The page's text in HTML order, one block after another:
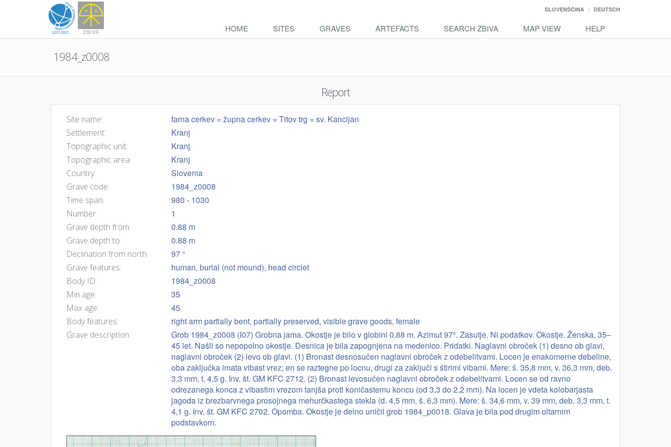
SLOVENŠČINA DEUTSCH
HOME SITES GRAVES ARTEFACTS SEARCH ZBIVA MAP VIEW HELP
1984_z0008
Report
Site name: farna cerkev = župna cerkev = Titov trg = sv. Kancijan
Settlement: Kranj
Topographic unit: Kranj
Topographic area: Kranj
Country: Slovenia
Grave code: 1984_z0008
Time span: 980 - 1030
Number: 1
Grave depth from: 0.88 m
Grave depth to: 0.88 m
Declination from north: 97 °
Grave features: human, burial (not mound), head circlet
Body ID: 1984_z0008
Min age: 35
Max age: 45
Body features: right arm partially bent, partially preserved, visible grave goods, female
Grave description:
Grob 1984_z0008 (I07) Grobna jama. Okostje je bilo v globini 0,88 m. Azimut 97°. Zasutje. Ni podatkov. Okostje. Ženska, 35–
45 let. Našli so nepopolno okostje. Desnica je bila zapognjena na medenico. Pridatki. Naglavni obroček (1) desno ob glavi,
naglavni obroček (2) levo ob glavi. (1) Bronast desnosučen naglavni obroček z odebelitvami. Locen je enakomerne debeline,
oba zaključka imata vibast vrez; en se raztegne po locnu, drugi za zaključi s štirimi vibami. Mere: š. 35,8 mm, v. 36,3 mm, deb.
3,3 mm, t. 4,5 g. Inv. št. GM KFC 2712. (2) Bronast levosučen naglavni obroček z odebelitvami. Locen se od ravno
odrezanega konca z vibastim vrezom tanjša proti koničastemu koncu (od 3,3 do 2,2 mm). Na locen je vdeta kolobarjasta
jagoda iz brezbarvnega prosojnega mehurčkastega stekla (d. 4,5 mm, š. 6,3 mm). Mere: š. 34,6 mm, v. 39 mm, deb. 3,3 mm, t.
4,1 g. Inv. št. GM KFC 2702. Opomba. Okostje je delno uničil grob 1984_p0018. Glava je bila pod drugim oltarnim
podstavkom.